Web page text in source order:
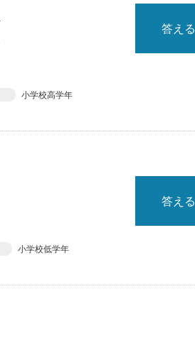
答える
小学校高学年
答える
小学校低学年